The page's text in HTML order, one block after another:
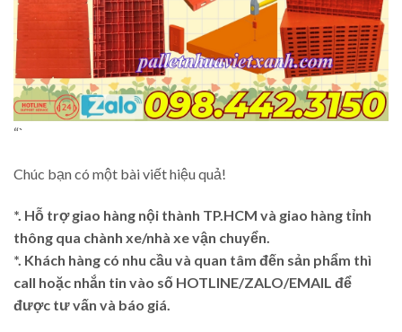
“`
Chúc bạn có một bài viết hiệu quả!
*. Hỗ trợ giao hàng nội thành TP.HCM và giao hàng tỉnh
thông qua chành xe/nhà xe vận chuyển.
*. Khách hàng có nhu cầu và quan tâm đến sản phẩm thì
call hoặc nhắn tin vào số HOTLINE/ZALO/EMAIL để
được tư vấn và báo giá.